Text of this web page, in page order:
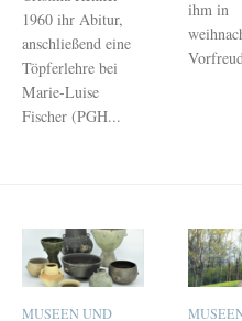
1960 ihr Abitur,
anschließend eine
Töpferlehre bei
Marie-Luise
Fischer (PGH...
ihm in
MUSEEN UND